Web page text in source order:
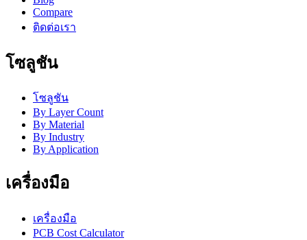
Compare
ติดต่อเรา
โซลูชัน
โซลูชัน
By Layer Count
By Material
By Industry
By Application
เครื่องมือ
เครื่องมือ
PCB Cost Calculator